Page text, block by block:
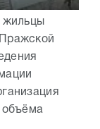
жильцы
объёма